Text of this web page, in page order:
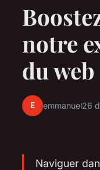
notre
du web
E emmanuel26
Naviguer